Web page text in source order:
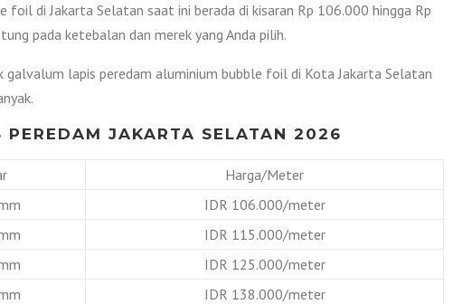
foil di Jakarta Selatan saat ini berada di kisaran Rp 106.000 hingga Rp
pada ketebalan dan merek yang Anda pilih.
lapis peredam aluminium bubble foil di Kota Jakarta Selatan
JAKARTA SELATAN 2026
Harga/Meter
IDR 106.000/meter
IDR 115.000/meter
IDR 125.000/meter
IDR 138.000/meter